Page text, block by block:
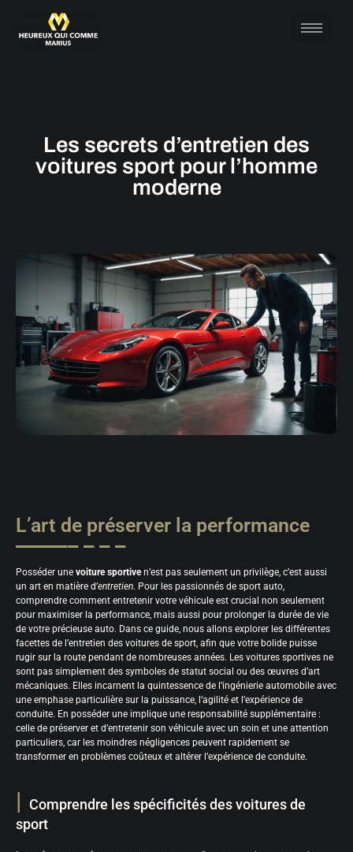
Les secrets d’entretien des
voitures sport pour l’homme
moderne
L’art de préserver la performance
Posséder une voiture sportiven’est pas seulement un privilège, c’est aussi
un art en matière d’entretien. Pour les passionnés de sport auto,
comprendre comment entretenir votre véhicule est crucial non seulement
pour maximiser la performance, mais aussi pour prolonger la durée de vie
de votre précieuse auto. Dans ce guide, nous allons explorer les différentes
facettes de l’entretien des voitures de sport, afin que votre bolide puisse
rugir sur la route pendant de nombreuses années. Les voitures sportives ne
sont pas simplement des symboles de statut social ou des œuvres d’art
mécaniques. Elles incarnent la quintessence de l’ingénierie automobile avec
une emphase particulière sur la puissance, l’agilité et l’expérience de
conduite. En posséder une implique une responsabilité supplémentaire :
celle de préserver et d’entretenir son véhicule avec un soin et une attention
particuliers, car les moindres négligences peuvent rapidement se
transformer en problèmes coûteux et altérer l’expérience de conduite.
Comprendre les spécificités des voitures de
sport